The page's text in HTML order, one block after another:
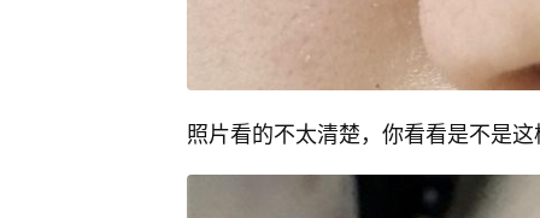
照片看的不太清楚，你看看是不是